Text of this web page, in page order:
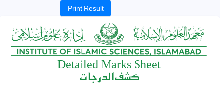
Print Result
Detailed Marks Sheet
کشف الدرجات